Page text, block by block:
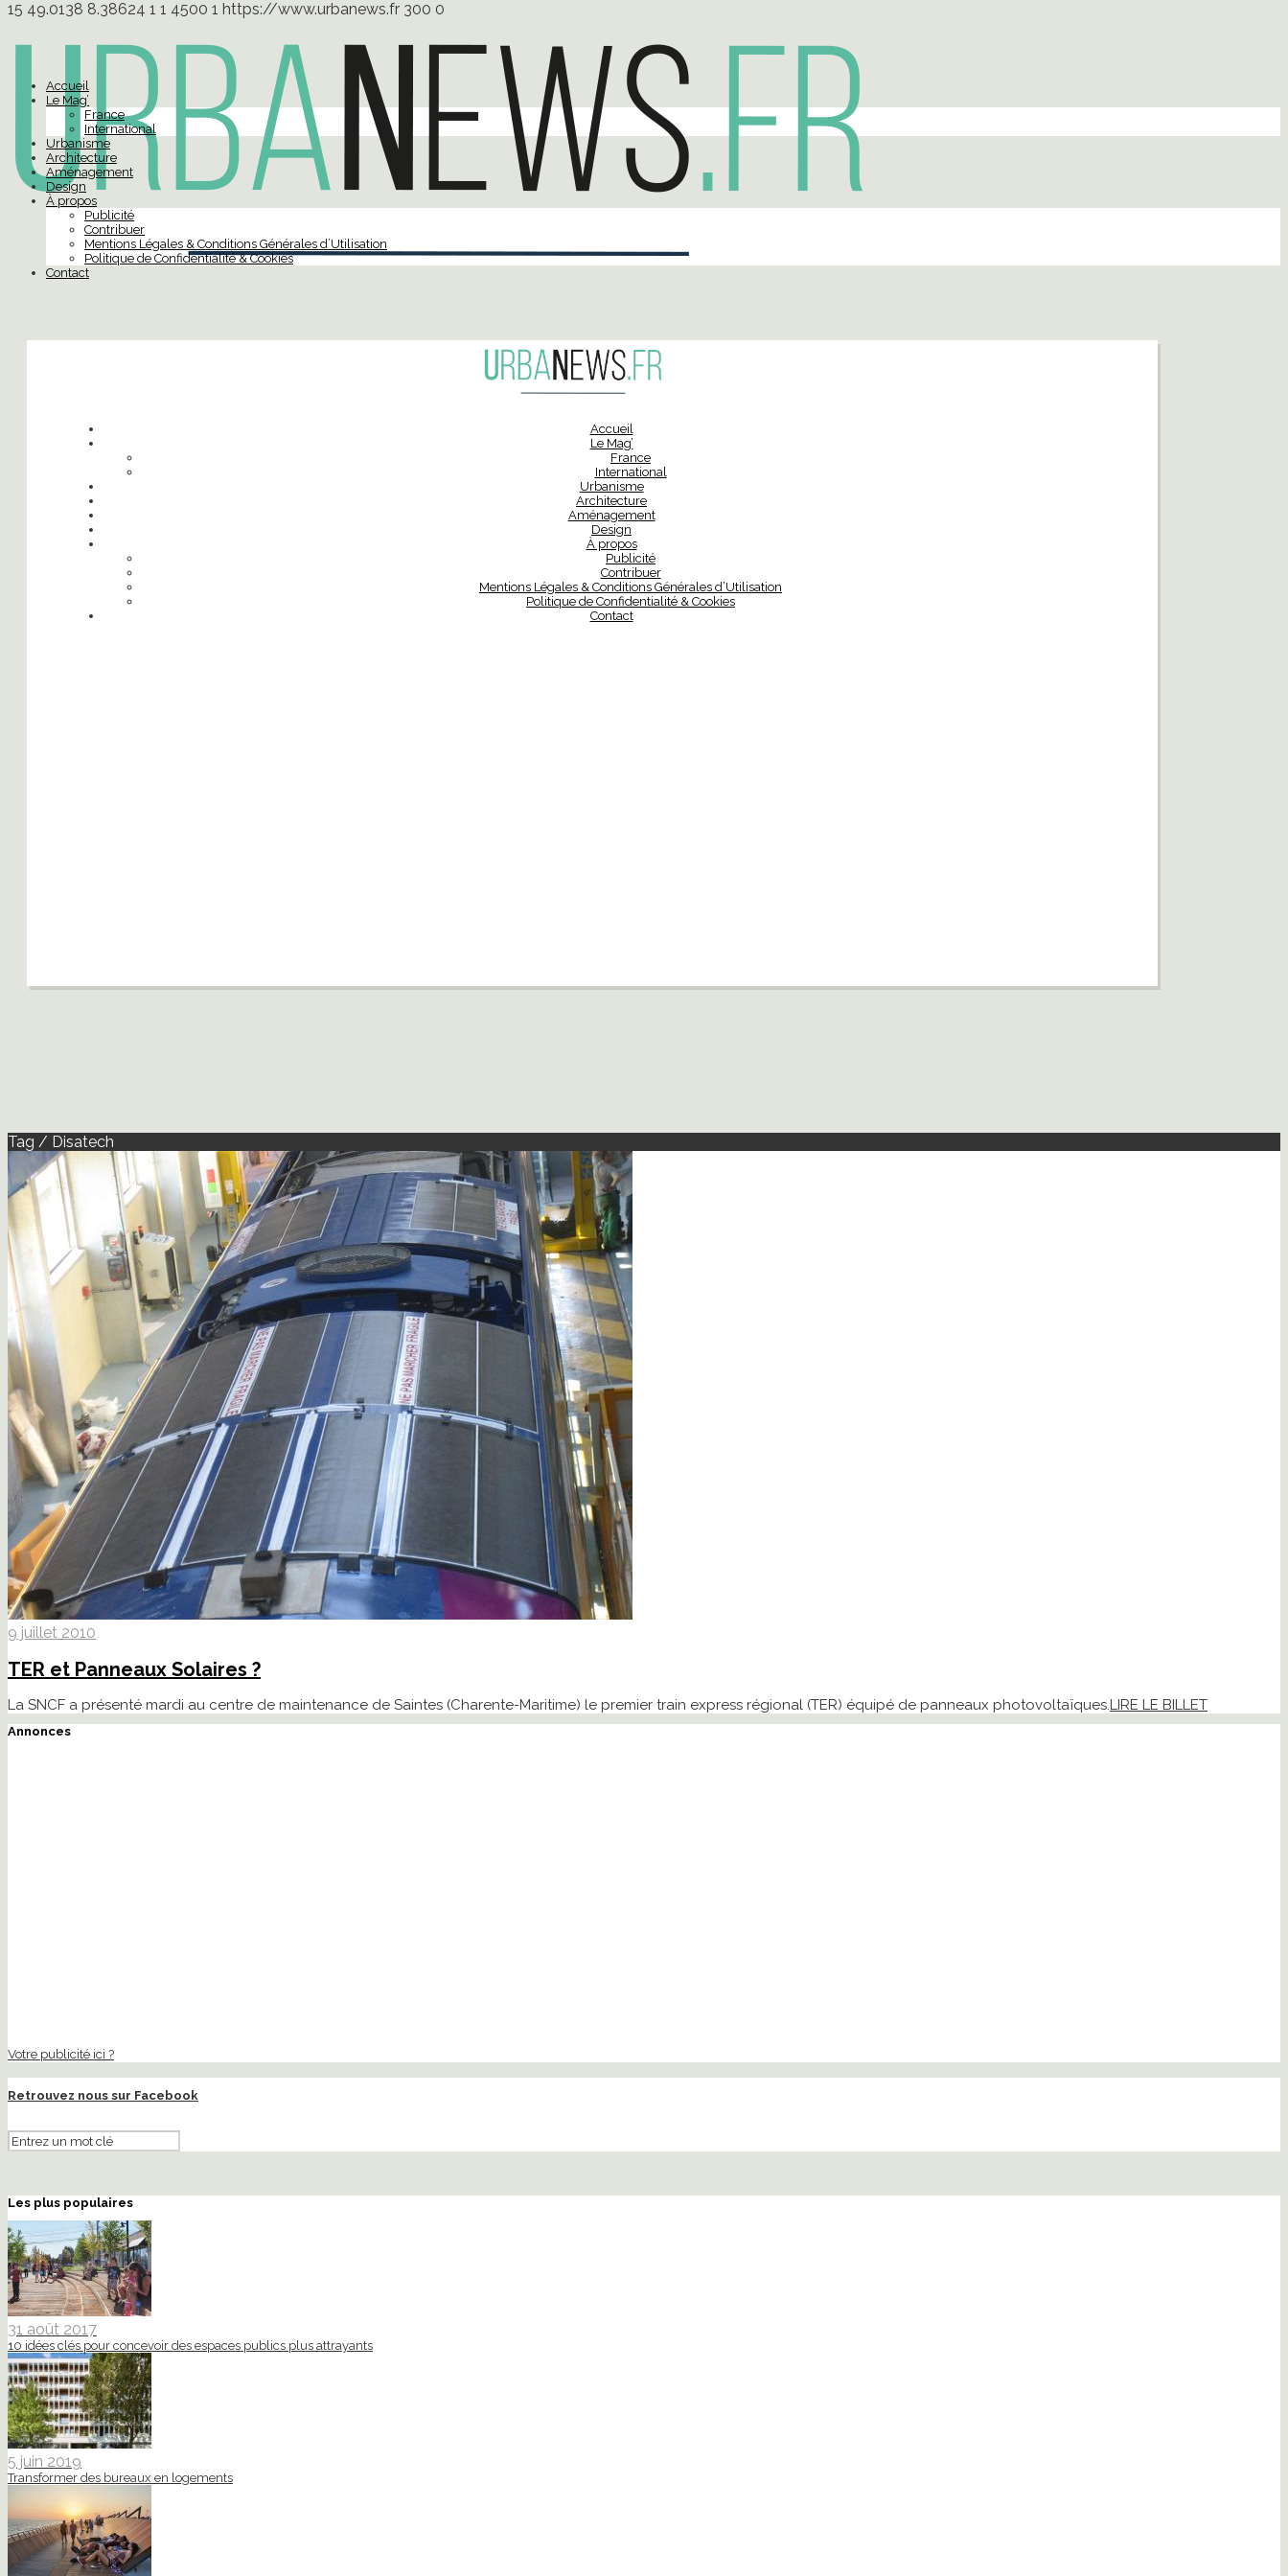
15 49.0138 8.38624 1 1 4500 1 https://www.urbanews.fr 300 0
Accueil
Le Mag’
France
International
Urbanisme
Architecture
Aménagement
Design
À propos
Publicité
Contribuer
Mentions Légales & Conditions Générales d’Utilisation
Politique de Confidentialité & Cookies
Contact
Accueil
Le Mag’
France
International
Urbanisme
Architecture
Aménagement
Design
À propos
Publicité
Contribuer
Mentions Légales & Conditions Générales d’Utilisation
Politique de Confidentialité & Cookies
Contact
Tag / Disatech
9 juillet 2010
TER et Panneaux Solaires ?
La SNCF a présenté mardi au centre de maintenance de Saintes (Charente-Maritime) le premier train express régional (TER) équipé de panneaux photovoltaïques.LIRE LE BILLET
Annonces
Votre publicité ici ?
Retrouvez nous sur Facebook
Les plus populaires
31 août 2017
10 idées clés pour concevoir des espaces publics plus attrayants
5 juin 2019
Transformer des bureaux en logements